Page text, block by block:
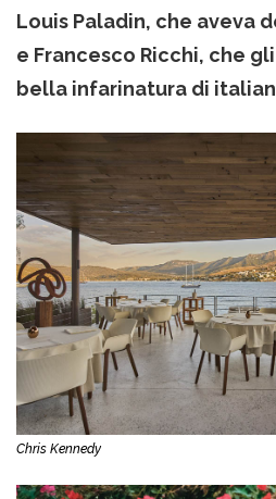
Louis Paladin, che aveva
e Francesco Ricchi, che
bella infarinatura di
Chris Kennedy